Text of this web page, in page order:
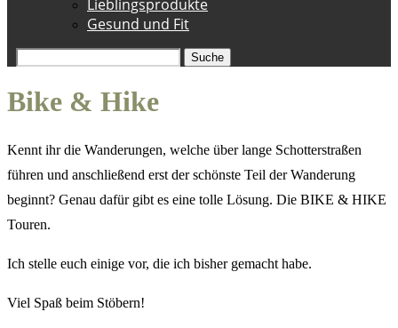
Lieblingsprodukte
Gesund und Fit
Suche
Bike & Hike
Kennt ihr die Wanderungen, welche über lange Schotterstraßen
führen und anschließend erst der schönste Teil der Wanderung
beginnt? Genau dafür gibt es eine tolle Lösung. Die BIKE & HIKE
Touren.
Ich stelle euch einige vor, die ich bisher gemacht habe.
Viel Spaß beim Stöbern!